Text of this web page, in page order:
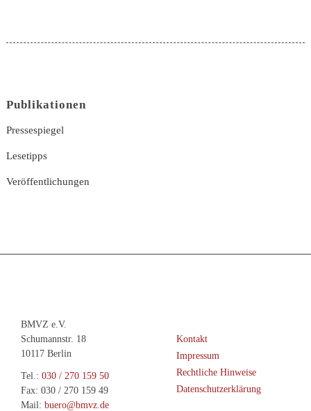
Publikationen
Pressespiegel
Lesetipps
Veröffentlichungen
BMVZ e.V.
Schumannstr. 18
10117 Berlin
Tel.: 030 / 270 159 50
Fax: 030 / 270 159 49
Mail: buero@bmvz.de
Kontakt
Impressum
Rechtliche Hinweise
Datenschutzerklärung